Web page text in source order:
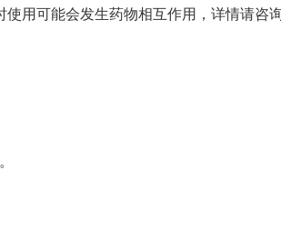
用可能会发生药物相互作用，详情请咨